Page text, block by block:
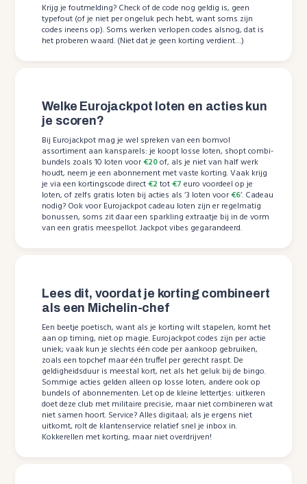
Krijg je foutmelding? Check of de code nog geldig is, geen
typefout (of je niet per ongeluk pech hebt, want soms zijn
codes ineens op). Soms werken verlopen codes alsnog, dat is
het proberen waard. (Niet dat je geen korting verdient…)
Welke Eurojackpot loten en acties kun
je scoren?
Bij Eurojackpot mag je wel spreken van een bomvol
assortiment aan kansparels: je koopt losse loten, shopt combi-
bundels zoals 10 loten voor€20of, als je niet van half werk
houdt, neem je een abonnement met vaste korting. Vaak krijg
je via een kortingscode direct€2 tot€7 euro voordeel op je
loten, of zelfs gratis loten bij acties als ‘3 loten voor€6’. Cadeau
nodig? Ook voor Eurojackpot cadeau loten zijn er regelmatig
bonussen, soms zit daar een sparkling extraatje bij in de vorm
van een gratis meespellot. Jackpot vibes gegarandeerd.
Lees dit, voordat je korting combineert
als een Michelin-chef
Een beetje poetisch, want als je korting wilt stapelen, komt het
aan op timing, niet op magie. Eurojackpot codes zijn per actie
uniek; vaak kun je slechts één code per aankoop gebruiken,
zoals een topchef maar één truffel per gerecht raspt. De
geldigheidsduur is meestal kort, net als het geluk bij de bingo.
Sommige acties gelden alleen op losse loten, andere ook op
bundels of abonnementen. Let op de kleine lettertjes: uitkeren
doet deze club met militaire precisie, maar niet combineren wat
niet samen hoort. Service? Alles digitaal; als je ergens niet
uitkomt, rolt de klantenservice relatief snel je inbox in.
Kokkerellen met korting, maar niet overdrijven!